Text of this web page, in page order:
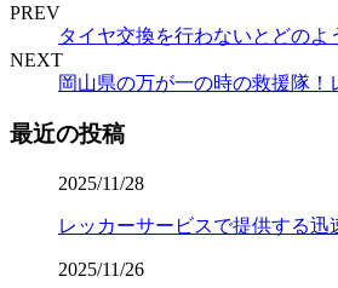
PREV
タイヤ交換を行わないとどのよ
NEXT
岡山県の万が一の時の救援隊
最近の投稿
2025/11/28
レッカーサービスで提供する迅
2025/11/26